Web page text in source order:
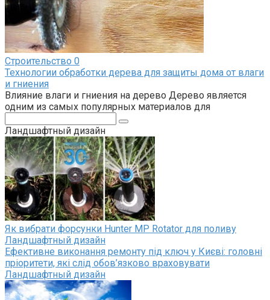
Строительство 0
Технологии обработки дерева для защиты дома от влаги
и гниения
Влияние влаги и гниения на дерево Дерево является
одним из самых популярных материалов для
Ландшафтный дизайн
Як вибрати форсунки Hunter MP Rotator для поливу
Ландшафтный дизайн
Ефективне виконання ремонту під ключ у Києві: головні
пріоритети, які слід обов’язково враховувати
Ландшафтный дизайн